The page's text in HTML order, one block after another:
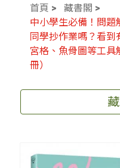
首頁
藏書閣
中小學生必備！問題
同學抄作業嗎？看
宮格、魚骨圖等工具
冊）